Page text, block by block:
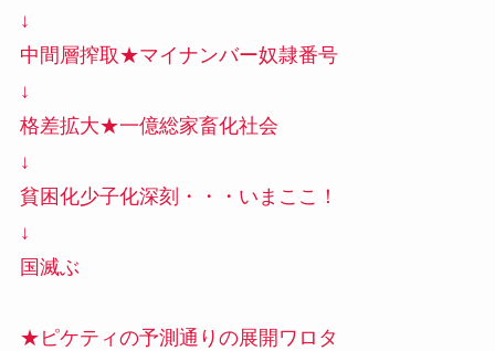
↓
中間層搾取★マイナンバー奴隷番号
↓
格差拡大★一億総家畜化社会
↓
貧困化少子化深刻・・・いまここ！
↓
国滅ぶ
★ピケティの予測通りの展開ワロタ